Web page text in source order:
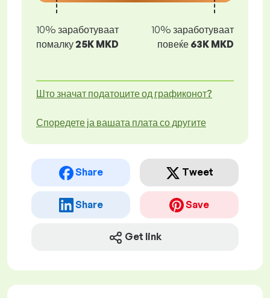
10% заработуваат
помалку25K MKD
10% заработуваат
повеќе 63K MKD
Што значат податоците од графиконот?
Споредете ја вашата плата со другите
Share Tweet
Share Save
Get link